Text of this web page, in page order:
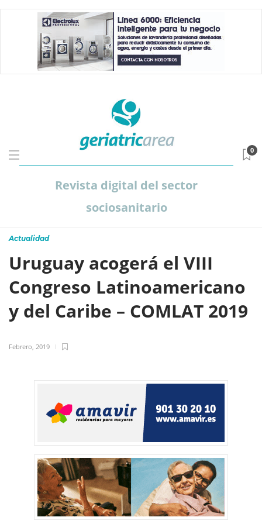
Revista digital del sector
sociosanitario
0
Actualidad
Uruguay acogerá el VIII
Congreso Latinoamericano
y del Caribe – COMLAT 2019
Febrero, 2019